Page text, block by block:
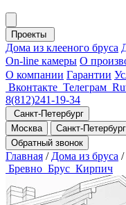
Проекты
Дома из клееного бруса
On-line камеры О
О компании Гарантии
Вконтакте Телеграм
8(812)241-19-34
Санкт-Петербург
Москва
Санкт-Петербург
Обратный звонок
Главная / Дома из бруса /
Бревно Брус Кирпич